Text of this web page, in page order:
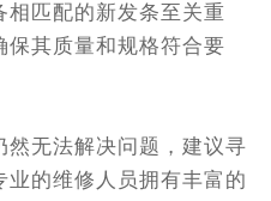
相匹配的新发条至关重
保其质量和规格符合要
无法解决问题，建议寻
的维修人员拥有丰富的